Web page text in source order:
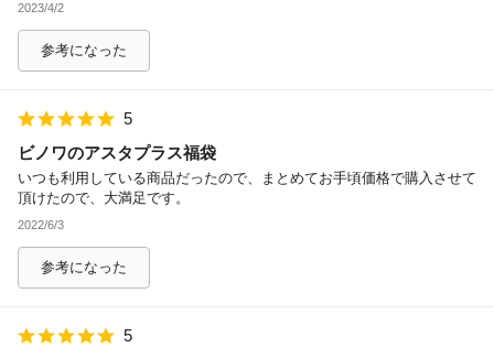
2023/4/2
参考になった
5
ビノワのアスタプラス福袋
いつも利用している商品だったので、まとめてお手頃価格で購入させて
頂けたので、大満足です。
2022/6/3
参考になった
5